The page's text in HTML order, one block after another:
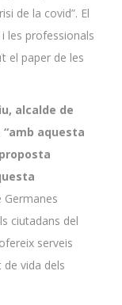
de la covid”. El
les professionals
el paper de les
alcalde de
aquesta
Germanes
ciutadans del
serveis
vida dels